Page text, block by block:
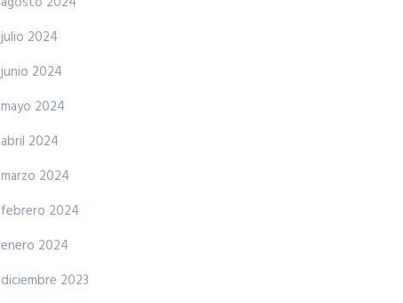
julio 2024
junio 2024
mayo 2024
abril 2024
marzo 2024
febrero 2024
enero 2024
diciembre 2023